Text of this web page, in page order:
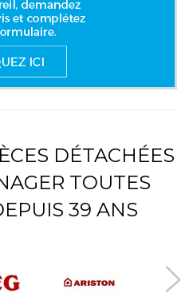
DÉTACHÉES
TOUTES
39 ANS